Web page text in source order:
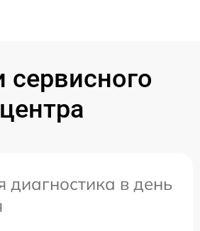
сервисного
центра
диагностика в день